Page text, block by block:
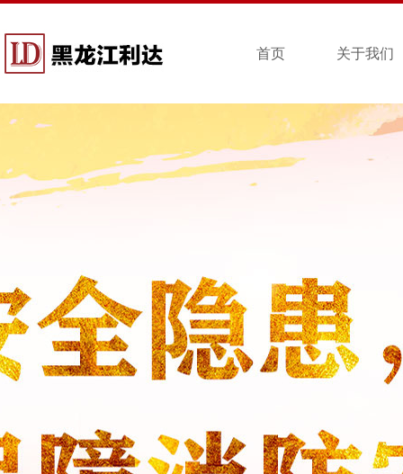
首页 关于我们